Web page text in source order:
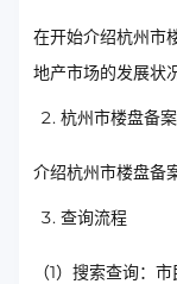
在开始介绍杭州市
地产市场的发展状
杭州市楼盘备
介绍杭州市楼盘备
查询流程
（1）搜索查询：